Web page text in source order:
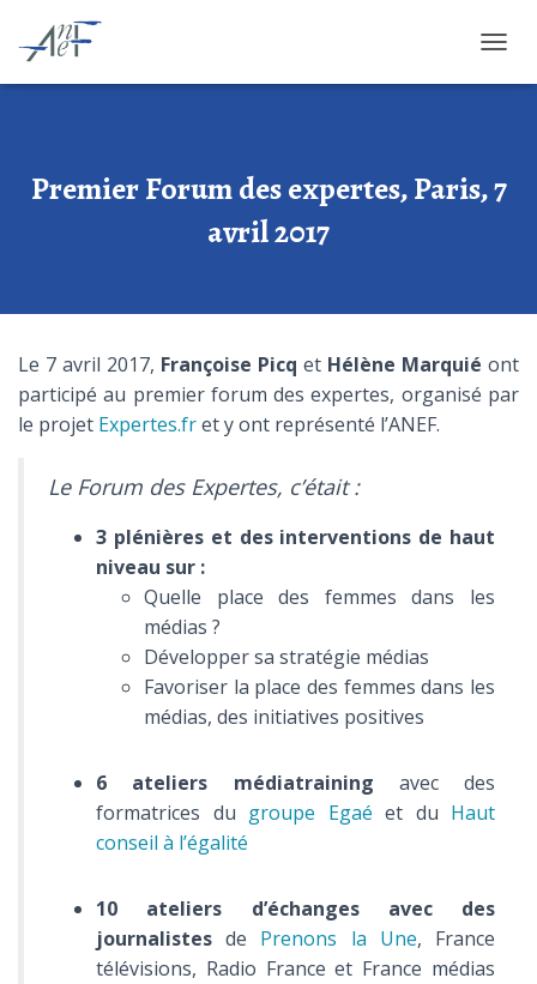
Premier Forum des expertes, Paris, 7
avril 2017
Le 7 avril 2017, Françoise Picq et Hélène Marquié ont
participé au premier forum des expertes, organisé par
le projet Expertes.fret y ont représenté l’ANEF.
Le Forum des Expertes, c’était :
3 plénières et des interventions de haut
niveau sur :
Quelle place des femmes dans les
médias ?
Développer sa stratégie médias
Favoriser la place des femmes dans les
médias, des initiatives positives
6 ateliers médiatraining avec des
formatrices du groupe Egaé et du Haut
conseil à l’égalité
10 ateliers d’échanges avec des
journalistes de Prenons la Une, France
télévisions, Radio France et France médias